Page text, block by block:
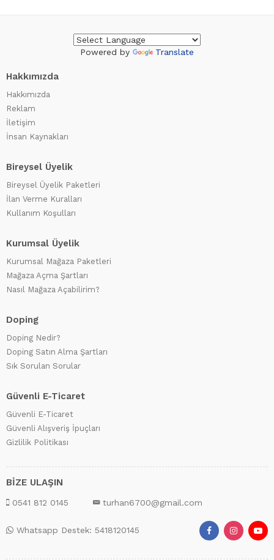
Powered by Translate
Hakkımızda
Hakkımızda
Reklam
İletişim
İnsan Kaynakları
Bireysel Üyelik
Bireysel Üyelik Paketleri
İlan Verme Kuralları
Kullanım Koşulları
Kurumsal Üyelik
Kurumsal Mağaza Paketleri
Mağaza Açma Şartları
Nasıl Mağaza Açabilirim?
Doping
Doping Nedir?
Doping Satın Alma Şartları
Sık Sorulan Sorular
Güvenli E-Ticaret
Güvenli E-Ticaret
Güvenli Alışveriş İpuçları
Gizlilik Politikası
BİZE ULAŞIN
0541 812 0145 turhan6700@gmail.com
Whatsapp Destek: 5418120145